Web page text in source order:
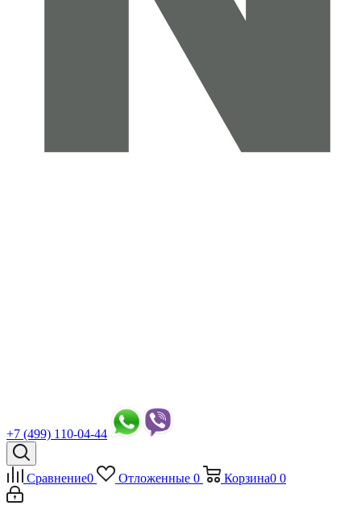
+7 (499) 110-04-44
Сравнение0 Отложенные 0 Корзина0 0